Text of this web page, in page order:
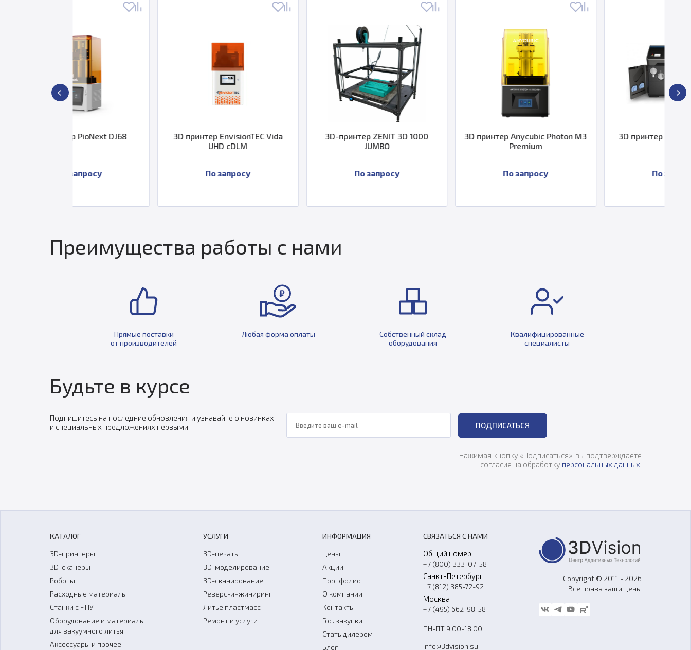
3D принтер EnvisionTEC Vida
3D-принтер ZENIT 3D 1000
3D принтер Anycubic Photon M3
3D принтер HP Jet Fusion 580
Преимущества работы с нами
Прямые поставки
от производителей
Любая форма оплаты
Собственный склад
оборудования
Квалифицированные
специалисты
Будьте в курсе
Подпишитесь на последние обновления и узнавайте о новинках
и специальных предложениях первыми
ПОДПИСАТЬСЯ
Нажимая кнопку «Подписаться», вы подтверждаете
согласие на обработку персональных данных.
КАТАЛОГ
3D-принтеры
3D-сканеры
Роботы
Расходные материалы
Станки с ЧПУ
Оборудование и материалы
для вакуумного литья
Аксессуары и прочее
УСЛУГИ
3D-печать
3D-моделирование
3D-сканирование
Реверс-инжиниринг
Литье пластмасс
Ремонт и услуги
ИНФОРМАЦИЯ
Цены
Акции
Портфолио
О компании
Контакты
Гос. закупки
Стать дилером
Блог
СВЯЗАТЬСЯ С НАМИ
Общий номер
+7 (800) 333-07-58
Санкт-Петербург
+7 (812) 385-72-92
Москва
+7 (495) 662-98-58
ПН-ПТ 9:00-18:00
info@3dvision.su
Copyright © 2011 - 2026
Все права защищены